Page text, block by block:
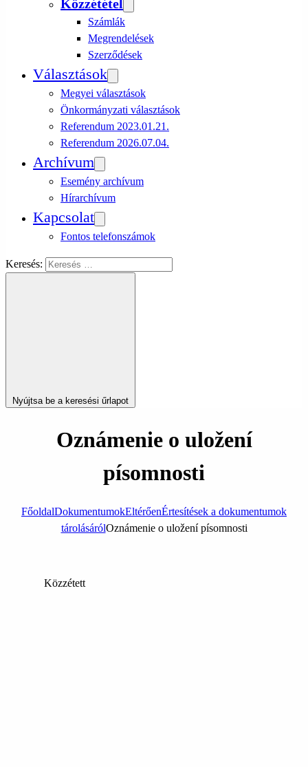
Közzététel
Számlák
Megrendelések
Szerződések
Választások
Megyei választások
Önkormányzati választások
Referendum 2023.01.21.
Referendum 2026.07.04.
Archívum
Esemény archívum
Hírarchívum
Kapcsolat
Fontos telefonszámok
Keresés:
Nyújtsa be a keresési űrlapot
Oznámenie o uložení
písomnosti
FőoldalDokumentumokEltérőenÉrtesítések a dokumentumok
tárolásárólOznámenie o uložení písomnosti
Közzétett